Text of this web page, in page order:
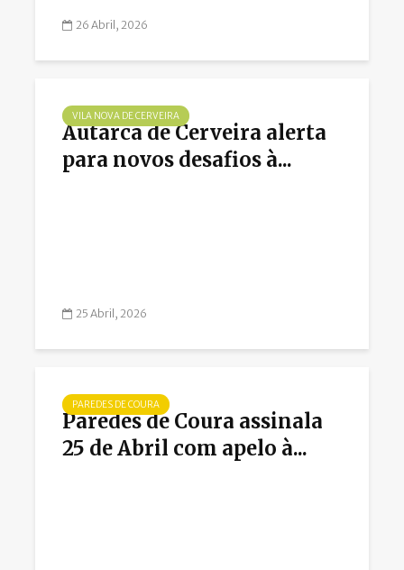
26 Abril, 2026
VILA NOVA DE CERVEIRA
Autarca de Cerveira alerta
para novos desafios à...
25 Abril, 2026
PAREDES DE COURA
Paredes de Coura assinala
25 de Abril com apelo à...